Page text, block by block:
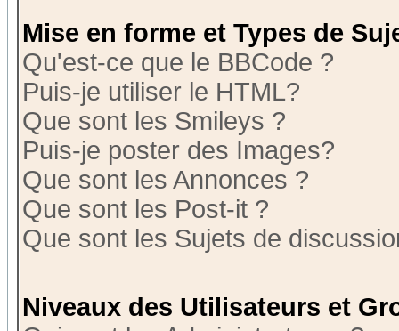
Mise en forme et Types de
Qu'est-ce que le BBCode ?
Puis-je utiliser le HTML?
Que sont les Smileys ?
Puis-je poster des Images?
Que sont les Annonces ?
Que sont les Post-it ?
Que sont les Sujets de
Niveaux des Utilisateurs et